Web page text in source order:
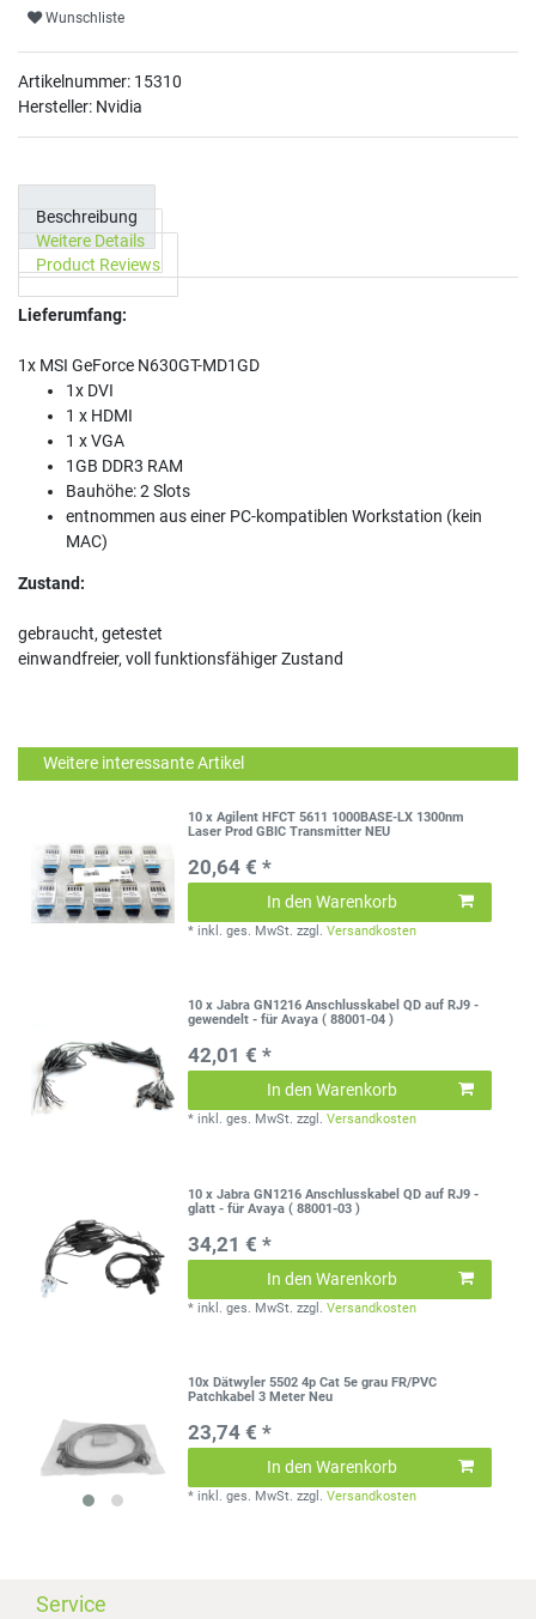
Wunschliste
Artikelnummer: 15310
Hersteller: Nvidia
Beschreibung
Weitere Details
Product Reviews
Lieferumfang:
1x MSI GeForce N630GT-MD1GD
1x DVI
1 x HDMI
1 x VGA
1GB DDR3 RAM
Bauhöhe: 2 Slots
entnommen aus einer PC-kompatiblen Workstation (kein
MAC)
Zustand:
gebraucht, getestet
einwandfreier, voll funktionsfähiger Zustand
Weitere interessante Artikel
10 x Agilent HFCT 5611 1000BASE-LX 1300nm
Laser Prod GBIC Transmitter NEU
20,64 € *
In den Warenkorb
* inkl. ges. MwSt. zzgl.Versandkosten
10 x Jabra GN1216 Anschlusskabel QD auf RJ9 -
gewendelt - für Avaya ( 88001-04 )
42,01 € *
In den Warenkorb
* inkl. ges. MwSt. zzgl.Versandkosten
10 x Jabra GN1216 Anschlusskabel QD auf RJ9 -
glatt - für Avaya ( 88001-03 )
34,21 € *
In den Warenkorb
* inkl. ges. MwSt. zzgl.Versandkosten
10x Dätwyler 5502 4p Cat 5e grau FR/PVC
Patchkabel 3 Meter Neu
23,74 € *
In den Warenkorb
* inkl. ges. MwSt. zzgl.Versandkosten
Service